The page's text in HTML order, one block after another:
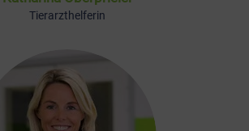
Tierarzthelferin